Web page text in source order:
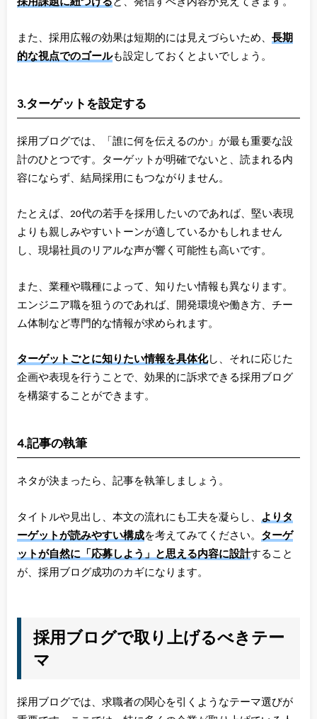
また、採用広報の効果は短期的には見えづらいため、 長期
的な視点でのゴールも設定しておくとよいでしょう。
3.ターゲットを設定する
採用ブログでは、「誰に何を伝えるのか」が最も重要な設
計のひとつです。ターゲットが明確でないと、読まれる内
容にならず、結局採用にもつながりません。
たとえば、20代の若手を採用したいのであれば、堅い表現
よりも親しみやすいトーンが適しているかもしれません
し、現場社員のリアルな声が響く可能性も高いです。
また、業種や職種によって、知りたい情報も異なります。
エンジニア職を狙うのであれば、開発環境や働き方、チー
ム体制など専門的な情報が求められます。
ターゲットごとに知りたい情報を具体化し、それに応じた
企画や表現を行うことで、効果的に訴求できる採用ブログ
を構築することができます。
4.記事の執筆
ネタが決まったら、記事を執筆しましょう。
タイトルや見出し、本文の流れにも工夫を凝らし、
よりタ
ーゲットが読みやすい構成を考えてみてください。 ターゲ
ットが自然に「応募しよう」と思える内容に設計すること
が、採用ブログ成功のカギになります。
採用ブログで取り上げるべきテー
マ
採用ブログでは、求職者の関心を引くようなテーマ選びが